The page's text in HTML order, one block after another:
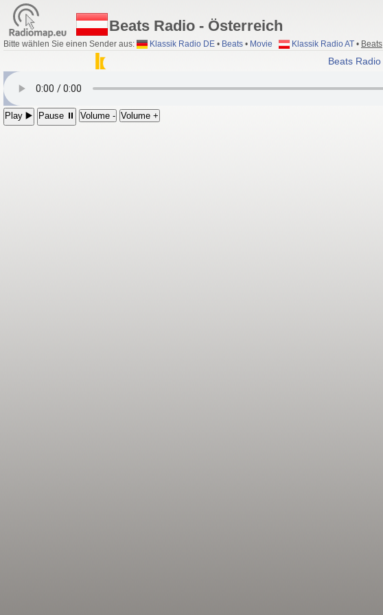
Beats Radio - Österreich
Bitte wählen Sie einen Sender aus: Klassik Radio DE • Beats • Movie Klassik Radio AT • Beats
Beats Radio
Play ▶️ Pause ⏸ Volume - Volume +